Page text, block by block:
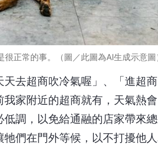
正常的事。（圖／此圖為AI生成示意圖
去超商吹冷氣喔」、「進超商
家附近的超商就有，天氣熱
調，以免給通融的店家帶來
們在門外等候，以不打擾他